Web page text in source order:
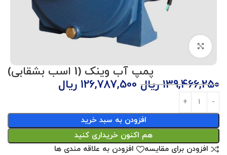
برای بزرگنمایی کلیک کنید
پمپ آب وینک (1 اسب بشقابی)
139,466,250 ریال 126,787,500 ریال
افزودن به سبد خرید
هم اکنون خریداری کنید
افزودن برای مقایسه
افزودن به علاقه مندی ها